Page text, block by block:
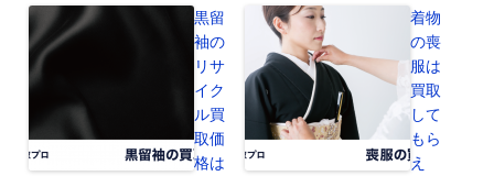
黒留
袖の
リサ
イク
ル買
取価
格は
着物
の喪
服は
買取
して
もら
え